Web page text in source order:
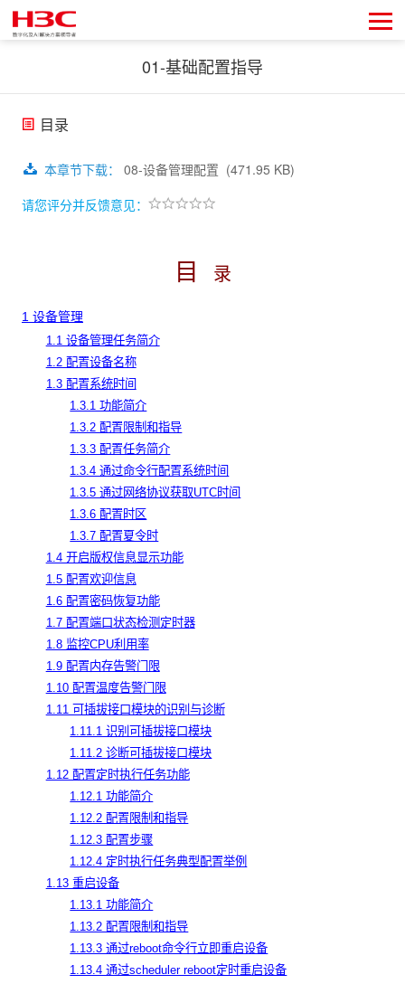
01-基础配置指导
目录
本章节下载： 08-设备管理配置 (471.95 KB)
请您评分并反馈意见：
目 录
1 设备管理
1.1 设备管理任务简介
1.2 配置设备名称
1.3 配置系统时间
1.3.1 功能简介
1.3.2 配置限制和指导
1.3.3 配置任务简介
1.3.4 通过命令行配置系统时间
1.3.5 通过网络协议获取UTC时间
1.3.6 配置时区
1.3.7 配置夏令时
1.4 开启版权信息显示功能
1.5 配置欢迎信息
1.6 配置密码恢复功能
1.7 配置端口状态检测定时器
1.8 监控CPU利用率
1.9 配置内存告警门限
1.10 配置温度告警门限
1.11 可插拔接口模块的识别与诊断
1.11.1 识别可插拔接口模块
1.11.2 诊断可插拔接口模块
1.12 配置定时执行任务功能
1.12.1 功能简介
1.12.2 配置限制和指导
1.12.3 配置步骤
1.12.4 定时执行任务典型配置举例
1.13 重启设备
1.13.1 功能简介
1.13.2 配置限制和指导
1.13.3 通过reboot命令行立即重启设备
1.13.4 通过scheduler reboot定时重启设备